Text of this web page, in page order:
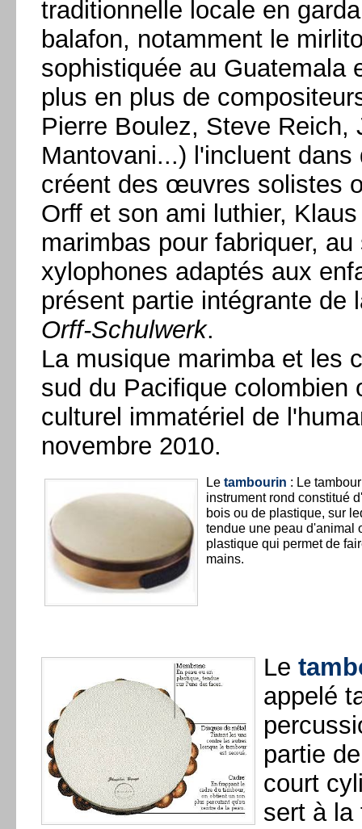
traditionnelle locale en
balafon, notamment le
sophistiquée au Guatemala
plus en plus de
Pierre Boulez, Steve Reich,
Mantovani...) l'incluent
créent des œuvres solistes
Orff et son ami luthier,
marimbas pour fabriquer,
xylophones adaptés aux
présent partie intégrante de
Orff-Schulwerk.
La musique marimba et les
sud du Pacifique colombien
culturel immatériel de
novembre 2010.
Le tambourin : Le
instrument rond constitué
bois ou de plastique, sur
tendue une peau d'animal
plastique qui permet de
mains.
Le
appelé
partie
court
sert à la